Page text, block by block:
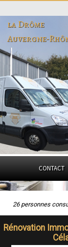
la Drôme
Auvergne-
CONTACT
26 personnes
Rénovation